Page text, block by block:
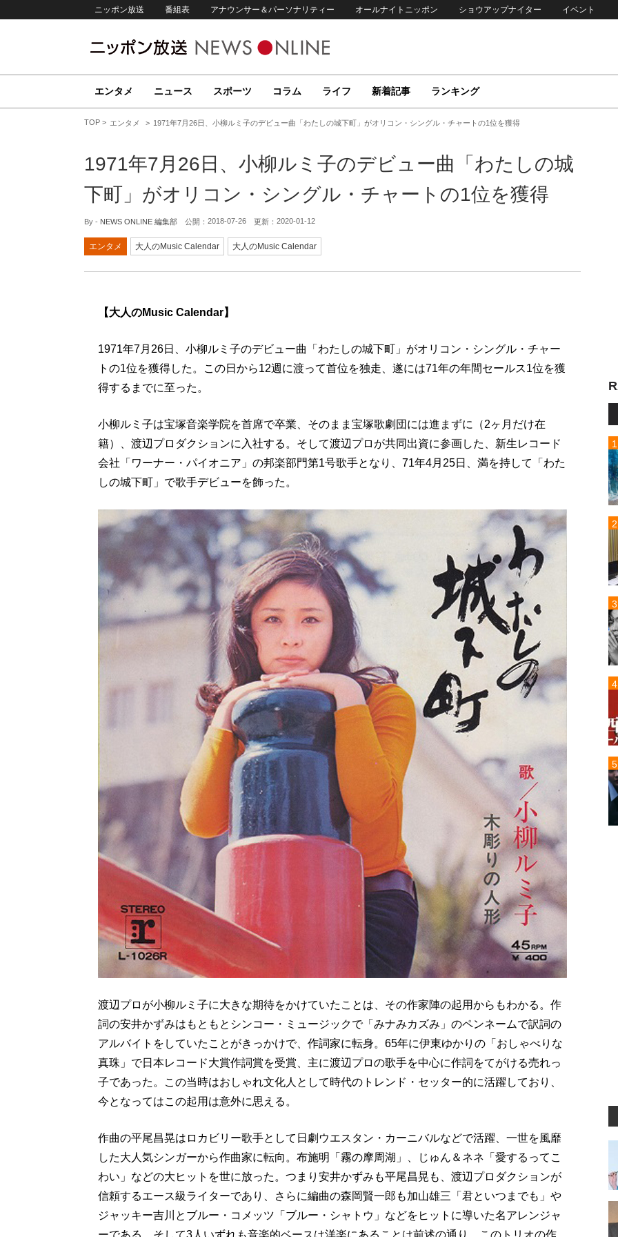
ニッポン放送 番組表 アナウンサー＆パーソナリティー オールナイトニッポン ショウアップナイター イベント
エンタメ ニュース スポーツ コラム ライフ 新着記事 ランキング
TOP エンタメ 1971年7月26日、小柳ルミ子のデビュー曲「わたしの城下町」がオリコン・シングル・チャートの1位を獲得
1971年7月26日、小柳ルミ子のデビュー曲「わたしの城
下町」がオリコン・シングル・チャートの1位を獲得
By - NEWS ONLINE 編集部 公開： 2018-07-26 更新： 2020-01-12
エンタメ 大人のMusic Calendar 大人のMusic Calendar
【大人のMusic Calendar】
1971年7月26日、小柳ルミ子のデビュー曲「わたしの城下町」がオリコン・シングル・チャー
トの1位を獲得した。この日から12週に渡って首位を独走、遂には71年の年間セールス1位を獲
得するまでに至った。
小柳ルミ子は宝塚音楽学院を首席で卒業、そのまま宝塚歌劇団には進まずに（2ヶ月だけ在
籍）、渡辺プロダクションに入社する。そして渡辺プロが共同出資に参画した、新生レコード
会社「ワーナー・パイオニア」の邦楽部門第1号歌手となり、71年4月25日、満を持して「わた
しの城下町」で歌手デビューを飾った。
渡辺プロが小柳ルミ子に大きな期待をかけていたことは、その作家陣の起用からもわかる。作
詞の安井かずみはもともとシンコー・ミュージックで「みナみカズみ」のペンネームで訳詞の
アルバイトをしていたことがきっかけで、作詞家に転身。65年に伊東ゆかりの「おしゃべりな
真珠」で日本レコード大賞作詞賞を受賞、主に渡辺プロの歌手を中心に作詞をてがける売れっ
子であった。この当時はおしゃれ文化人として時代のトレンド・セッター的に活躍しており、
今となってはこの起用は意外に思える。
作曲の平尾昌晃はロカビリー歌手として日劇ウエスタン・カーニバルなどで活躍、一世を風靡
した大人気シンガーから作曲家に転向。布施明「霧の摩周湖」、じゅん＆ネネ「愛するってこ
わい」などの大ヒットを世に放った。つまり安井かずみも平尾昌晃も、渡辺プロダクションが
信頼するエース級ライターであり、さらに編曲の森岡賢一郎も加山雄三「君といつまでも」や
ジャッキー吉川とブルー・コメッツ「ブルー・シャトウ」などをヒットに導いた名アレンジャ
ーである。そして3人いずれも音楽的ベースは洋楽にあることは前述の通り。このトリオの作